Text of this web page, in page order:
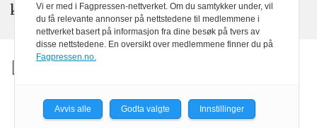
kan du lese mer omPFUsarbeid.
Vi er med i Fagpressen-nettverket. Om du samtykker under, vil
du få relevante annonser på nettstedene til medlemmene i
nettverket basert på informasjon fra dine besøk på tvers av
disse nettstedene. En oversikt over medlemmene finner du på
Fagpressen.no.
Avvis alle Godta valgte Innstillinger